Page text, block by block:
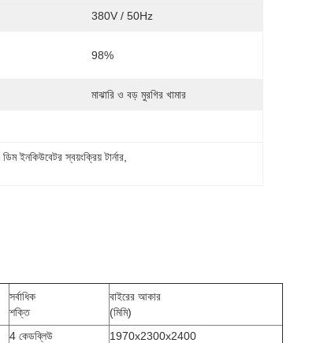
380V / 50Hz
98%
মাঝারি ও বড় মুরগির খামার
ইনকিউবেটর স্বয়ংক্রিয় টার্নার
সর্বাধিক
শক্তি
বাইরের আকার
(মিমি)
4 কেডব্লিউ
1970x2300x2400